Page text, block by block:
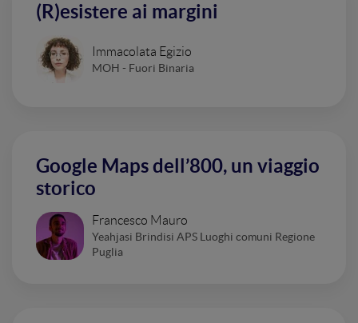
(R)esistere ai margini
Immacolata Egizio
MOH - Fuori Binaria
Google Maps dell’800, un viaggio
storico
Francesco Mauro
Yeahjasi Brindisi APS Luoghi comuni Regione
Puglia